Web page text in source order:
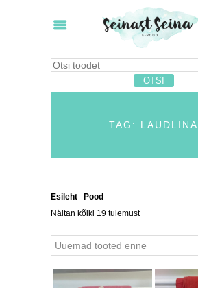
TAG: LAUDLINA
Esileht Pood
Näitan kõiki 19 tulemust